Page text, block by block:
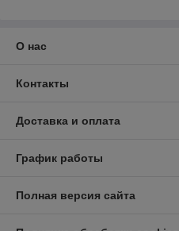
О нас
Контакты
Доставка и оплата
График работы
Полная версия сайта